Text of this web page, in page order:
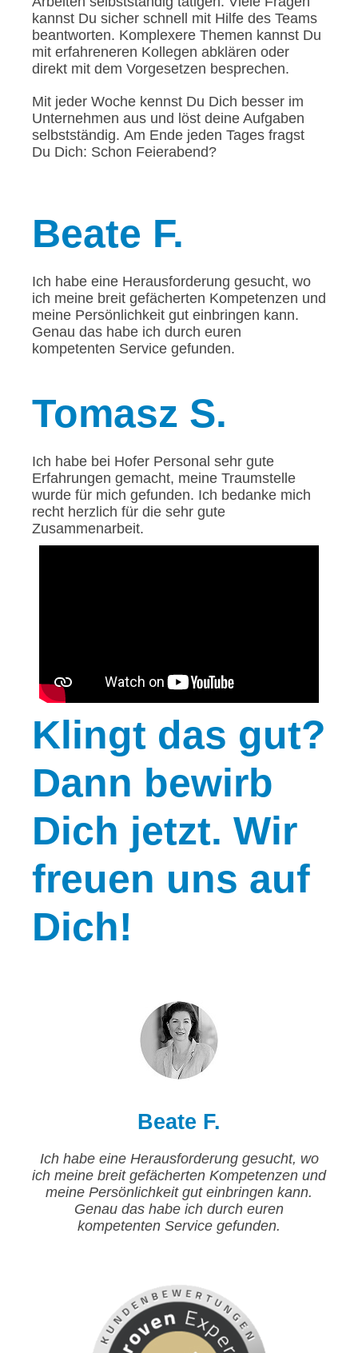
kannst Du sicher schnell mit Hilfe des Teams
beantworten. Komplexere Themen kannst Du
mit erfahreneren Kollegen abklären oder
direkt mit dem Vorgesetzen besprechen.
Mit jeder Woche kennst Du Dich besser im
Unternehmen aus und löst deine Aufgaben
selbstständig. Am Ende jeden Tages fragst
Du Dich: Schon Feierabend?
Beate F.
Ich habe eine Herausforderung gesucht, wo
ich meine breit gefächerten Kompetenzen und
meine Persönlichkeit gut einbringen kann.
Genau das habe ich durch euren
kompetenten Service gefunden.
Tomasz S.
Ich habe bei Hofer Personal sehr gute
Erfahrungen gemacht, meine Traumstelle
wurde für mich gefunden. Ich bedanke mich
recht herzlich für die sehr gute
Zusammenarbeit.
Klingt das gut?
Dann bewirb
Dich jetzt. Wir
freuen uns auf
Dich!
Beate F.
Ich habe eine Herausforderung gesucht, wo
ich meine breit gefächerten Kompetenzen und
meine Persönlichkeit gut einbringen kann.
Genau das habe ich durch euren
kompetenten Service gefunden.